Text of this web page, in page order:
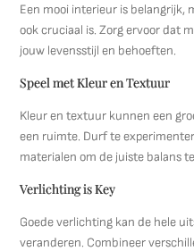
Een mooi interieur is
ook cruciaal is. Zorg ervoor dat
jouw levensstijl en behoeften.
Speel met Kleur en Textuur
Kleur en textuur kunnen een
een ruimte. Durf te
materialen om de juiste balans
Verlichting is Key
Goede verlichting kan de hele
veranderen. Combineer